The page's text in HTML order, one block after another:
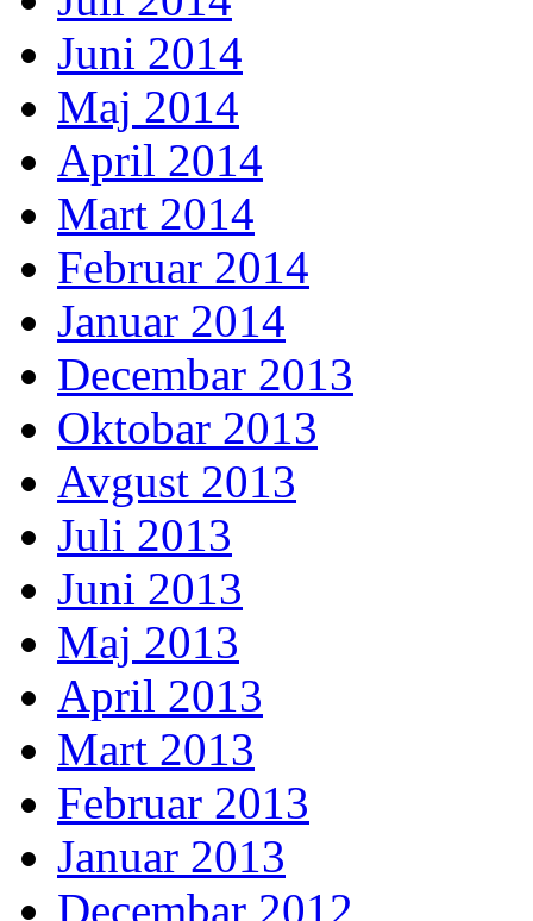
Juni 2014
Maj 2014
April 2014
Mart 2014
Februar 2014
Januar 2014
Decembar 2013
Oktobar 2013
Avgust 2013
Juli 2013
Juni 2013
Maj 2013
April 2013
Mart 2013
Februar 2013
Januar 2013
Decembar 2012